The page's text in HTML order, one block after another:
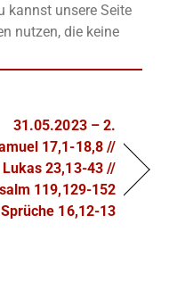
kannst unsere Seite
nutzen, die keine
31.05.2023 – 2.
17,1-18,8 //
Lukas 23,13-43 //
119,129-152
16,12-13